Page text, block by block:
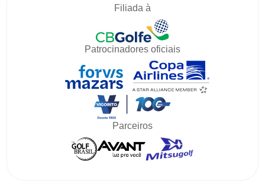
Filiada à
Patrocinadores oficiais
Parceiros